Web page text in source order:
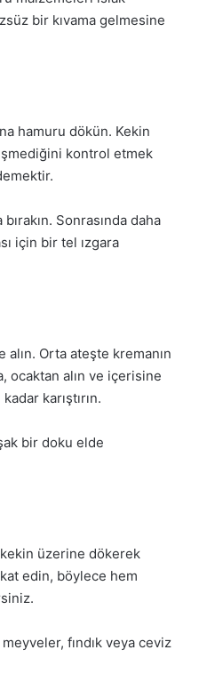
bir kıvama gelmesine
hamuru dökün. Kekin
kontrol etmek
Sonrasında daha
için bir tel ızgara
Orta ateşte kremanın
ocaktan alın ve içerisine
karıştırın.
bir doku elde
kekin üzerine dökerek
edin, böylece hem
fındık veya ceviz